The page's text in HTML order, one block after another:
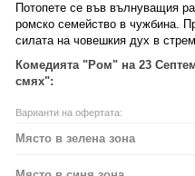
Потопете се във вълнуващия
ромско семейство в чужбина.
силата на човешкия дух в
Комедията "Ром" на 23
смях":
Варианти на офертата:
Място в зелена зона